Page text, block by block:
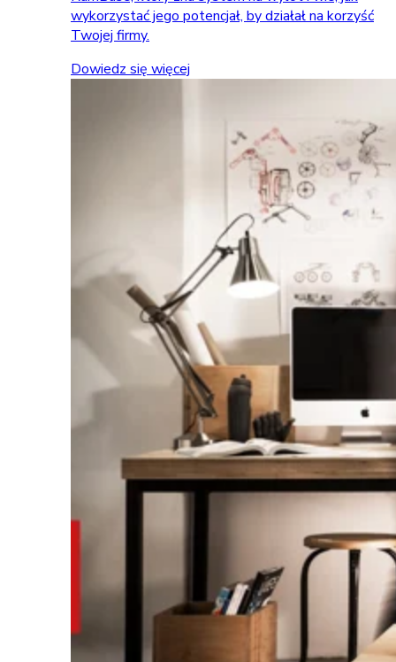
wykorzystać jego potencjał, by działał na korzyść
Twojej firmy.
Dowiedz się więcej